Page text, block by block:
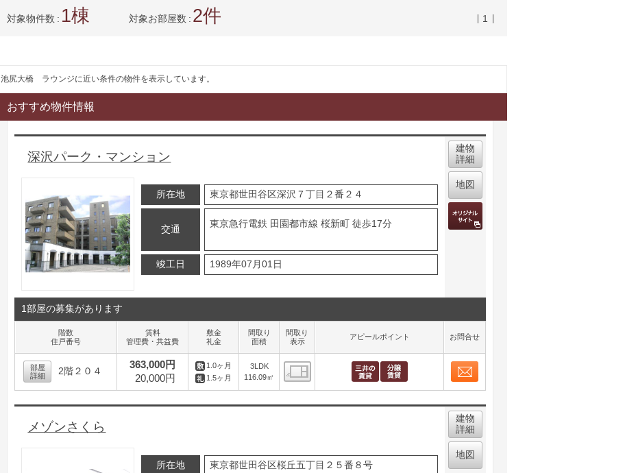
対象物件数 1 対象お部屋数 2 1
池尻大橋 ラウンジに近い条件の物件を表示しています。
おすすめ物件情報
深沢パーク・マンション
所在地 東京都世田谷区深沢７丁目２番２４
交通
東京急行電鉄 田園都市線 桜新町 徒歩17分
竣工日 1989年07月01日
建物
詳細
地図
1部屋の募集があります
階数
住戸番号
賃料
管理費・共益費
敷金
礼金
間取り
面積
間取り
表示
アピールポイント お問合せ
部屋
詳細
2階２０４
363,000円
20,000円
1.0ヶ月
1.5ヶ月
3LDK
116.09㎡
間取り表示
メゾンさくら
所在地 東京都世田谷区桜丘五丁目２５番８号
建物
詳細
地図